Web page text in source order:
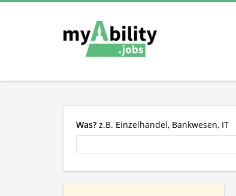
Was? z.B. Einzelhandel, Bankwesen, IT